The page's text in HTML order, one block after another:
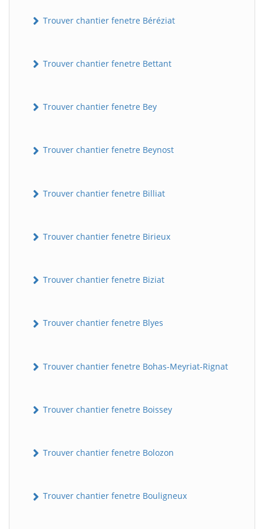
Trouver chantier fenetre Béréziat
Trouver chantier fenetre Bettant
Trouver chantier fenetre Bey
Trouver chantier fenetre Beynost
Trouver chantier fenetre Billiat
Trouver chantier fenetre Birieux
Trouver chantier fenetre Biziat
Trouver chantier fenetre Blyes
Trouver chantier fenetre Bohas-Meyriat-Rignat
Trouver chantier fenetre Boissey
Trouver chantier fenetre Bolozon
Trouver chantier fenetre Bouligneux